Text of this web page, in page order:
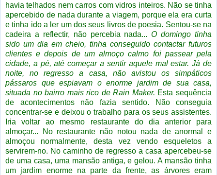
havia telhados nem carros com vidros inteiros. Não se tinha
apercebido de nada durante a viagem, porque ela era curta
e tinha ido a ler um dos seus livros de poesia. Sentou-se na
cadeira a reflectir, não percebia nada...O domingo tinha
sido um dia em cheio, tinha conseguido contactar futuros
clientes e depois de um almoço calmo foi passear pela
cidade, a pé, até começar a sentir aquele mal estar. Já de
noite, no regresso a casa, não avistou os simpáticos
pássaros que espiavam o enorme jardim de sua casa,
situada no bairro mais rico de Rain Maker. Esta sequência
de acontecimentos não fazia sentido. Não conseguia
concentrar-se e deixou o trabalho para os seus assistentes.
Iria voltar ao mesmo restaurante do dia anterior para
almoçar...
No restaurante não notou nada de anormal e
almoçou normalmente, desta vez vendo esqueletos a
servirem-no. No caminho de regresso a casa apercebeu-se
de uma casa, uma mansão antiga, e gelou. A mansão tinha
um jardim enorme na parte da frente, as árvores eram